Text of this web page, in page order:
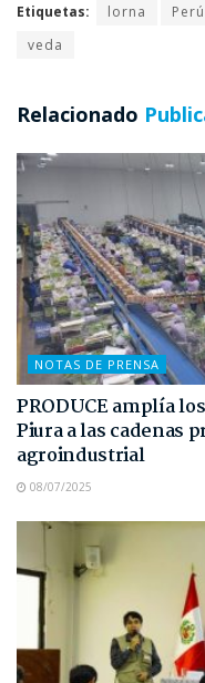
Etiquetas: lorna Perú
veda
Relacionado
NOTAS DE PRENSA
PRODUCE amplía
Piura a las cadenas
agroindustrial
08/07/2025